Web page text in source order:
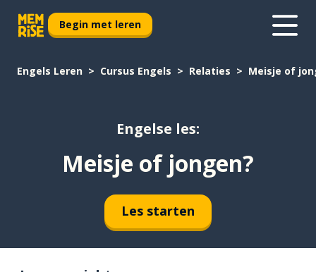
Begin met leren
Engels Leren Cursus Engels Relaties Meisje of
Engelse les:
Meisje of jongen?
Les starten